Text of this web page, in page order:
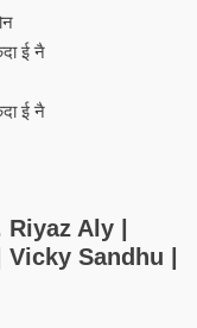
ई नै
ई नै
Aly |
Sandhu |